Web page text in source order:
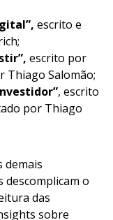
, escrito e
, escrito por
Thiago Salomão;
, escrito
por Thiago
demais
descomplicam o
das
sobre